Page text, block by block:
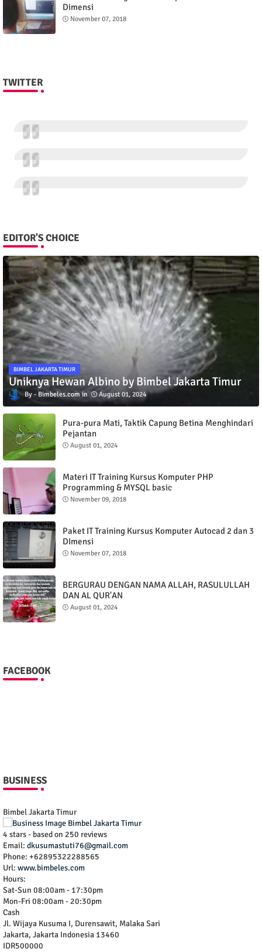
Dimensi
November 07, 2018
TWITTER
EDITOR'S CHOICE
BIMBEL JAKARTA TIMUR
Uniknya Hewan Albino by Bimbel Jakarta Timur
Bimbeles.com August 01, 2024
Pura-pura Mati, Taktik Capung Betina Menghindari
Pejantan
August 01, 2024
Materi IT Training Kursus Komputer PHP
Programming & MYSQL basic
November 09, 2018
Paket IT Training Kursus Komputer Autocad 2 dan 3
DImensi
November 07, 2018
BERGURAU DENGAN NAMA ALLAH, RASULULLAH
DAN AL QUR'AN
August 01, 2024
FACEBOOK
BUSINESS
Bimbel Jakarta Timur
4 stars - based on 250 reviews
Email: dkusumastuti76@gmail.com
Phone: +62895322288565
Url: www.bimbeles.com
Hours:
Sat-Sun 08:00am - 17:30pm
Mon-Fri 08:00am - 20:30pm
Cash
Jl. Wijaya Kusuma I, Durensawit, Malaka Sari
Jakarta, Jakarta Indonesia 13460
IDR500000